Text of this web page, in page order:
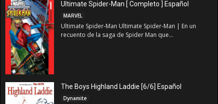
Ultimate Spider-Man [ Completo ] Español
MARVEL
Ultimate Spider-Man Ultimate Spider-Man | En un
recuento de la saga de Spider Man que...
The Boys Highland Laddie [6/6] Español
Dynamite